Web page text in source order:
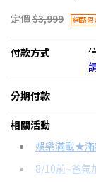
定價 $3,999 網路限
付款方式
分期付款
＊實際可分期數、
信用卡分期
分期數
相關活動
娛樂滿載★滿
8/10前~爸氣